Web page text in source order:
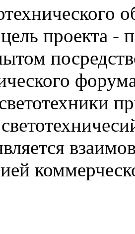
проекта -